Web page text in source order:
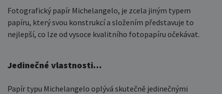
Fotografický papír Michelangelo, je zcela jiným typem
papíru, který svou konstrukcí a složením představuje to
nejlepší, co lze od vysoce kvalitního fotopapíru očekávat.
Jedinečné vlastnosti…
Papír typu Michelangelo oplývá skutečně jedinečnými